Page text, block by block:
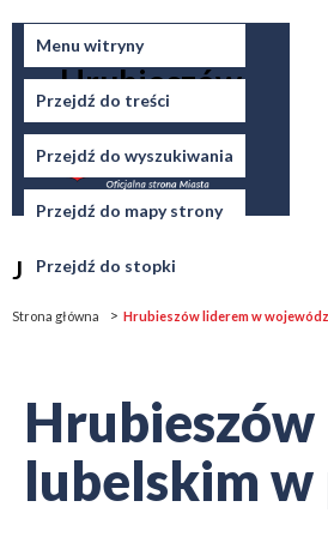
Menu witryny
Przejdź do treści
Przejdź do wyszukiwania
Przejdź do mapy strony
Przejdź do stopki
Miasto
Hrubieszów
Jesteś tutaj
Strona główna Hrubieszów liderem w
lubelskim w